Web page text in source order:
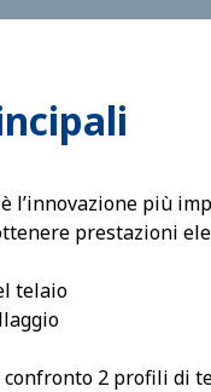
l’innovazione più
prestazioni
telaio
2 profili di